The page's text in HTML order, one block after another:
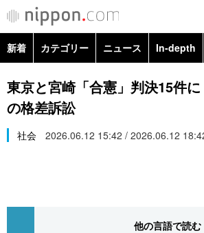
カテゴリー
経済・ビジネス
トップ
In-depth
新着 カテゴリー ニュース In-depth
政治・外交
経済・ビジネス
東京と宮崎「合憲」判決15件
の格差訴訟
社会 2026.06.12 15:42 / 2026.06.12
他の言語で読む